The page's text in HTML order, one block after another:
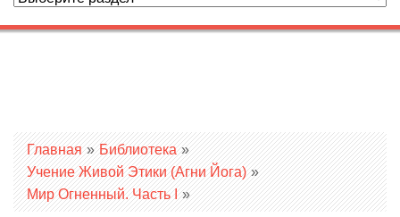
Вы здесь
Главная » Библиотека »
Учение Живой Этики (Агни Йога) »
Мир Огненный. Часть I »